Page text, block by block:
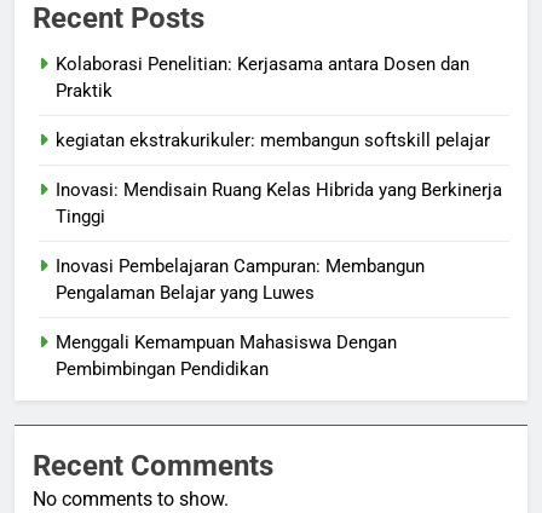
Recent Posts
Kolaborasi Penelitian: Kerjasama antara Dosen dan
Praktik
kegiatan ekstrakurikuler: membangun softskill pelajar
Inovasi: Mendisain Ruang Kelas Hibrida yang Berkinerja
Tinggi
Inovasi Pembelajaran Campuran: Membangun
Pengalaman Belajar yang Luwes
Menggali Kemampuan Mahasiswa Dengan
Pembimbingan Pendidikan
Recent Comments
No comments to show.